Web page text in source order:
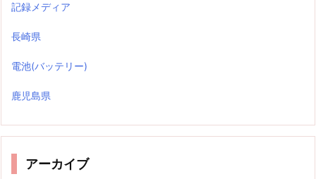
記録メディア
長崎県
電池(バッテリー)
鹿児島県
アーカイブ